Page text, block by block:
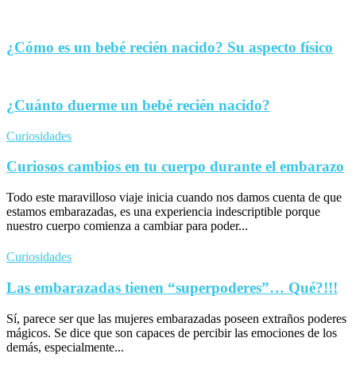
¿Cómo es un bebé recién nacido? Su aspecto físico
¿Cuánto duerme un bebé recién nacido?
Curiosidades
Curiosos cambios en tu cuerpo durante el embarazo
Todo este maravilloso viaje inicia cuando nos damos cuenta de que
estamos embarazadas, es una experiencia indescriptible porque
nuestro cuerpo comienza a cambiar para poder...
Curiosidades
Las embarazadas tienen “superpoderes”… Qué?!!!
Sí, parece ser que las mujeres embarazadas poseen extraños poderes
mágicos. Se dice que son capaces de percibir las emociones de los
demás, especialmente...